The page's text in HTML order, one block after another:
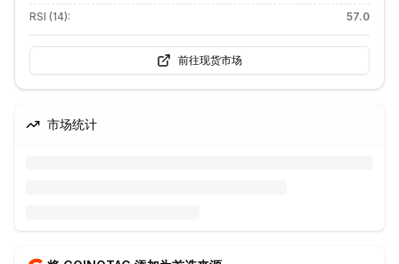
RSI (14): 57.0
前往现货市场
市场统计